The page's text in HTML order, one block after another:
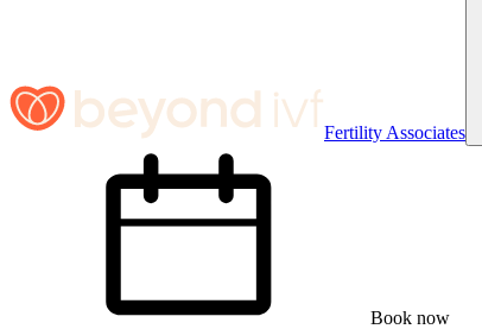
Fertility Associates
Book now